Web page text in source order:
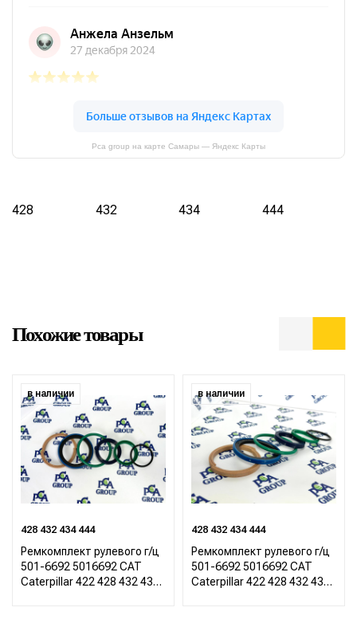
Pca group на карте Самары — Яндекс Карты
428 432 434 444
Похожие товары
в наличии
428 432 434 444
Ремкомплект рулевого г/ц
501-6692 5016692 CAT
Caterpillar 422 428 432 434
в наличии
428 432 434 444
Ремкомплект рулевого г/ц
501-6692 5016692 CAT
Caterpillar 422 428 432 434